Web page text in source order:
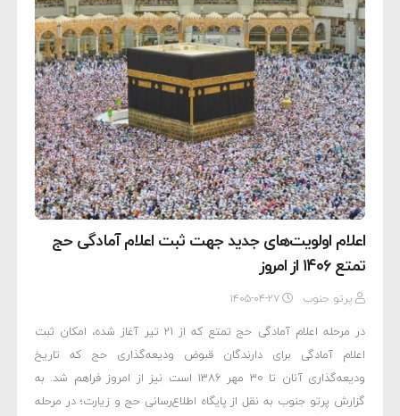
اعلام اولویت‌های جدید جهت ثبت اعلام آمادگی حج
تمتع ۱۴۰۶ از امروز
پرتو جنوب ۱۴۰۵-۰۴-۲۷
در مرحله اعلام آمادگی حج تمتع که از ۲۱ تیر آغاز شده، امکان ثبت
اعلام آمادگی برای دارندگان قبوض ودیعه‌گذاری حج که تاریخ
ودیعه‌گذاری آنان تا ۳۰ مهر ۱۳۸۶ است نیز از امروز فراهم شد. به
گزارش پرتو جنوب به نقل از پایگاه اطلاع‌رسانی حج و زیارت؛ در مرحله